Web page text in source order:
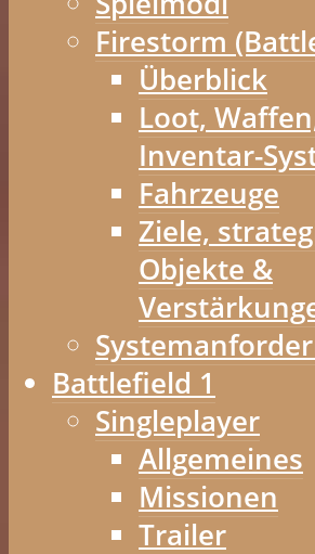
Firestorm
Überblick
Loot,
Inventar-
Fahrzeuge
Ziele,
Objekte &
Battlefield 1
Singleplayer
Allgemeines
Missionen
Trailer